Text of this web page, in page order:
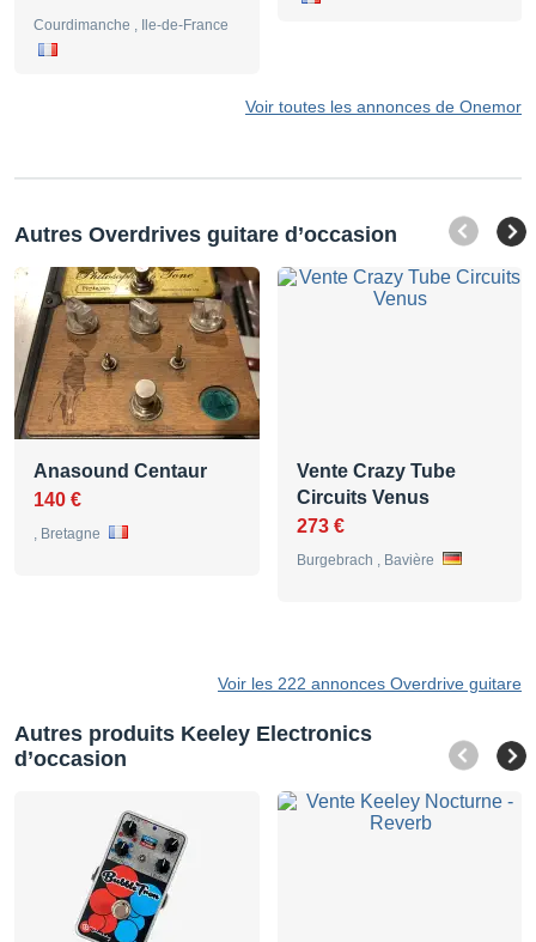
Courdimanche , Ile-de-France
Voir toutes les annonces de Onemor
Autres Overdrives guitare d’occasion
Anasound Centaur
140 €
, Bretagne
Vente Crazy Tube
Circuits Venus
273 €
Burgebrach , Bavière
Voir les 222 annonces Overdrive guitare
Autres produits Keeley Electronics
d’occasion